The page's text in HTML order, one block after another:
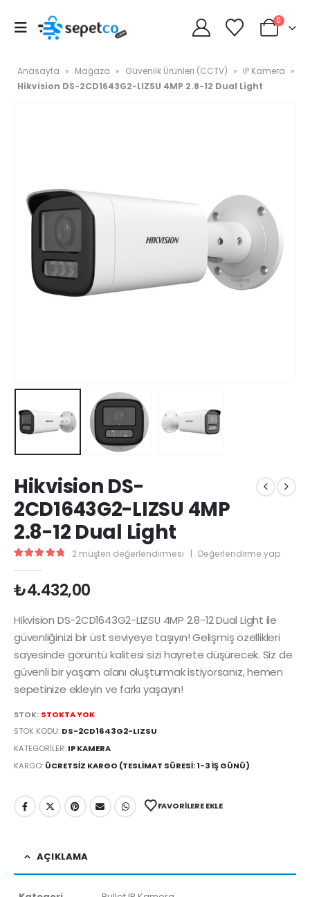
0
Anasayfa » Mağaza » Güvenlik Ürünleri (CCTV) » IP Kamera »
Hikvision DS-2CD1643G2-LIZSU 4MP 2.8-12 Dual Light
Hikvision DS-
2CD1643G2-LIZSU 4MP
2.8-12 Dual Light
2 müşteri değerlendirmesi | Değerlendirme yap
₺4.432,00
Hikvision DS-2CD1643G2-LIZSU 4MP 2.8-12 Dual Light ile
güvenliğinizi bir üst seviyeye taşıyın! Gelişmiş özellikleri
sayesinde görüntü kalitesi sizi hayrete düşürecek. Siz de
güvenli bir yaşam alanı oluşturmak istiyorsanız, hemen
sepetinize ekleyin ve farkı yaşayın!
STOK: STOKTA YOK
STOK KODU: DS-2CD1643G2-LIZSU
KATEGORILER: IP KAMERA
KARGO: ÜCRETSIZ KARGO (TESLIMAT SÜRESI: 1-3 İŞ GÜNÜ)
FAVORILERE EKLE
AÇIKLAMA